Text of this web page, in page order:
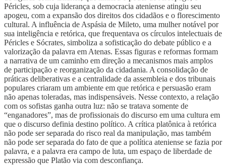
Péricles, sob cuja liderança a democracia ateniense atingiu seu
apogeu, com a expansão dos direitos dos cidadãos e o florescimento
cultural. A influência de Aspásia de Mileto, uma mulher notável por
sua inteligência e retórica, que frequentava os círculos intelectuais de
Péricles e Sócrates, simboliza a sofisticação do debate público e a
valorização da palavra em Atenas. Essas figuras e reformas formam
a narrativa de um caminho em direção a mecanismos mais amplos
de participação e reorganização da cidadania. A consolidação de
práticas deliberativas e a centralidade da assembleia e dos tribunais
populares criaram um ambiente em que retórica e persuasão eram
não apenas toleradas, mas indispensáveis. Nesse contexto, a relação
com os sofistas ganha outra luz: não se tratava somente de
“enganadores”, mas de profissionais do discurso em uma cultura em
que o discurso definia destino político. A crítica platônica à retórica
não pode ser separada do risco real da manipulação, mas também
não pode ser separada do fato de que a política ateniense se fazia por
palavra, e a palavra era campo de luta, um espaço de liberdade de
expressão que Platão via com desconfiança.